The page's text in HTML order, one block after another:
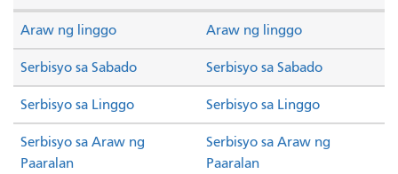
Serbisyo sa Sabado Serbisyo sa Sabado
Serbisyo sa Linggo Serbisyo sa Linggo
Araw ng linggo Araw ng linggo
Serbisyo sa Araw ng
Paaralan
Serbisyo sa Araw ng
Paaralan